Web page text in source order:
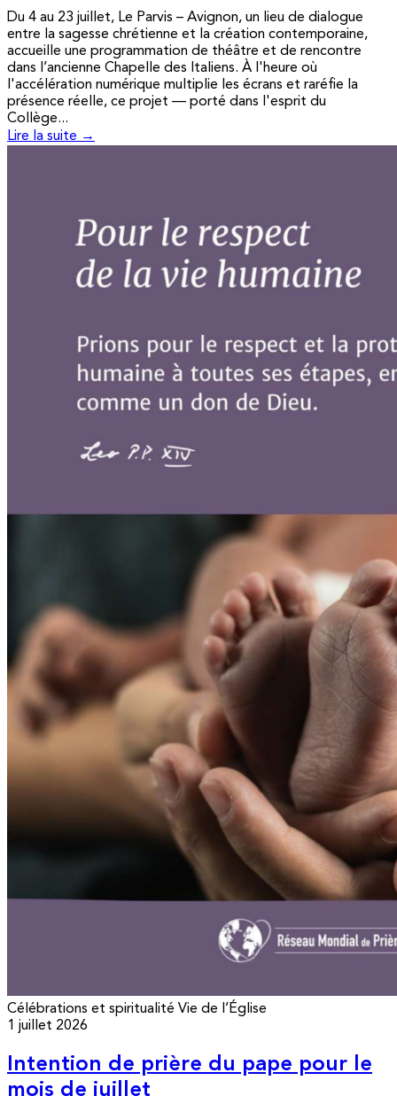
Du 4 au 23 juillet, Le Parvis – Avignon, un lieu de dialogue
entre la sagesse chrétienne et la création contemporaine,
accueille une programmation de théâtre et de rencontre
dans l’ancienne Chapelle des Italiens. À l'heure où
l'accélération numérique multiplie les écrans et raréfie la
présence réelle, ce projet — porté dans l'esprit du
Collège...
Lire la suite →
Célébrations et spiritualité Vie de l’Église
1 juillet 2026
Intention de prière du pape pour le
mois de juillet